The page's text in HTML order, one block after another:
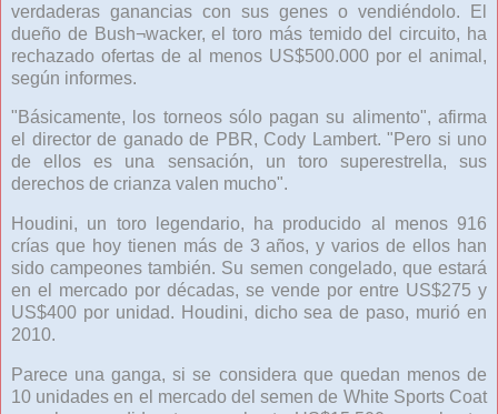
verdaderas ganancias con sus genes o vendiéndolo. El
dueño de Bush¬wacker, el toro más temido del circuito, ha
rechazado ofertas de al menos US$500.000 por el animal,
según informes.
"Básicamente, los torneos sólo pagan su alimento", afirma
el director de ganado de PBR, Cody Lambert. "Pero si uno
de ellos es una sensación, un toro superestrella, sus
derechos de crianza valen mucho".
Houdini, un toro legendario, ha producido al menos 916
crías que hoy tienen más de 3 años, y varios de ellos han
sido campeones también. Su semen congelado, que estará
en el mercado por décadas, se vende por entre US$275 y
US$400 por unidad. Houdini, dicho sea de paso, murió en
2010.
Parece una ganga, si se considera que quedan menos de
10 unidades en el mercado del semen de White Sports Coat